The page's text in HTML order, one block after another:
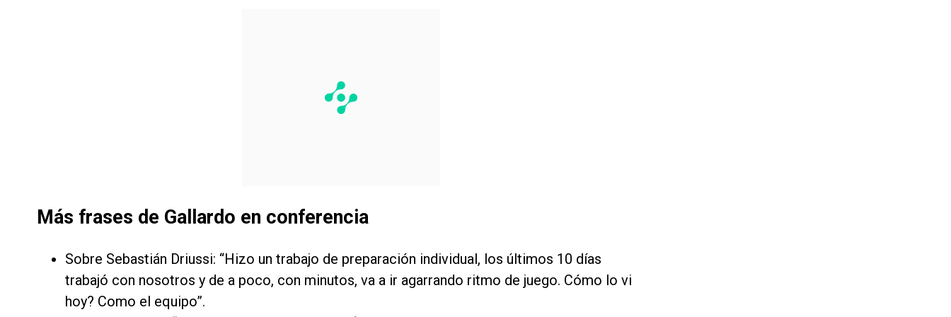
Más frases de Gallardo en conferencia
Sobre Sebastián Driussi: “Hizo un trabajo de preparación individual, los últimos 10 días
trabajó con nosotros y de a poco, con minutos, va a ir agarrando ritmo de juego. Cómo lo vi
hoy? Como el equipo”.